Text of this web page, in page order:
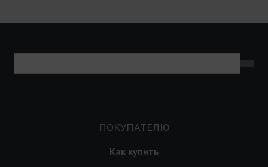
ПОКУПАТЕЛЮ
Как купить